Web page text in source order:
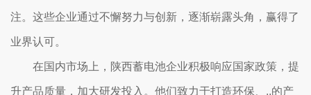
注。这些企业通过不懈努力与创新，逐渐崭露头角，赢得了
业界认可。
在国内市场上，陕西蓄电池企业积极响应国家政策，提
升产品质量，加大研发投入。他们致力于打造环保、..的产